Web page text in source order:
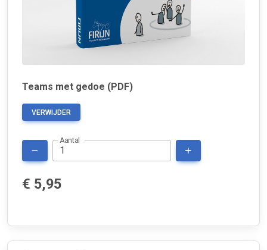
Teams met gedoe (PDF)
VERWIJDER
Aantal
€ 5,95